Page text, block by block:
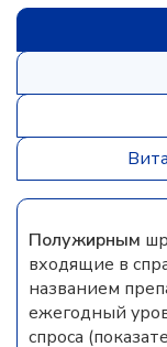
Полужирным
входящие в
названием
ежегодный
спроса